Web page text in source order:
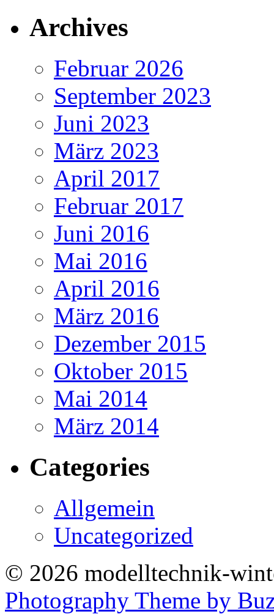
Archives
Februar 2026
September 2023
Juni 2023
März 2023
April 2017
Februar 2017
Juni 2016
Mai 2016
April 2016
März 2016
Dezember 2015
Oktober 2015
Mai 2014
März 2014
Categories
Allgemein
Uncategorized
© 2026 modelltechnik-
Photography Theme by